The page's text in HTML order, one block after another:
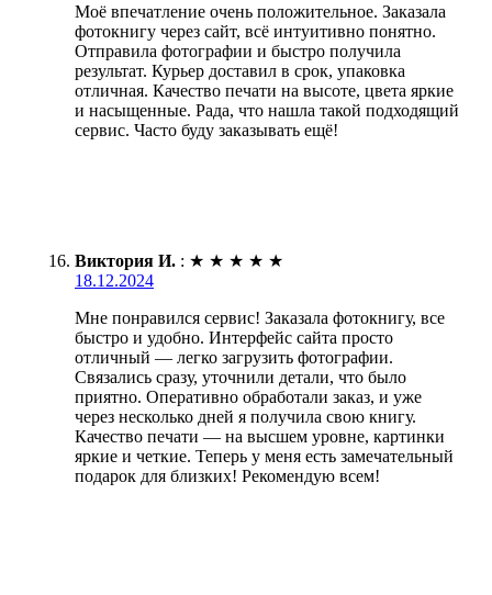
Моё впечатление очень положительное. Заказала
фотокнигу через сайт, всё интуитивно понятно.
Отправила фотографии и быстро получила
результат. Курьер доставил в срок, упаковка
отличная. Качество печати на высоте, цвета яркие
и насыщенные. Рада, что нашла такой подходящий
сервис. Часто буду заказывать ещё!
Виктория И. : ★ ★ ★ ★ ★
18.12.2024
Мне понравился сервис! Заказала фотокнигу, все
быстро и удобно. Интерфейс сайта просто
отличный — легко загрузить фотографии.
Связались сразу, уточнили детали, что было
приятно. Оперативно обработали заказ, и уже
через несколько дней я получила свою книгу.
Качество печати — на высшем уровне, картинки
яркие и четкие. Теперь у меня есть замечательный
подарок для близких! Рекомендую всем!